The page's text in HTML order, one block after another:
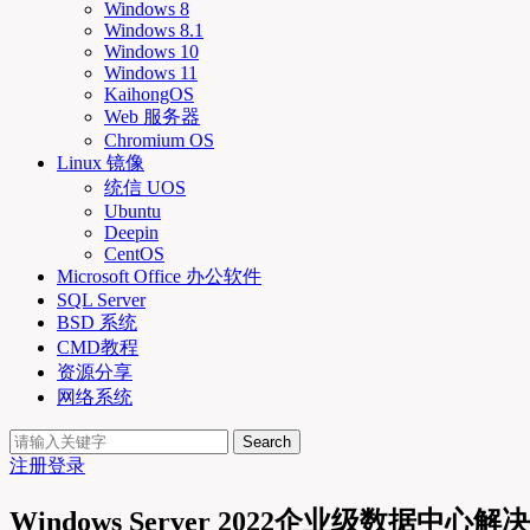
Windows 8
Windows 8.1
Windows 10
Windows 11
KaihongOS
Web 服务器
Chromium OS
Linux 镜像
统信 UOS
Ubuntu
Deepin
CentOS
Microsoft Office 办公软件
SQL Server
BSD 系统
CMD教程
资源分享
网络系统
Search
注册登录
Windows Server 2022企业级数据中心解